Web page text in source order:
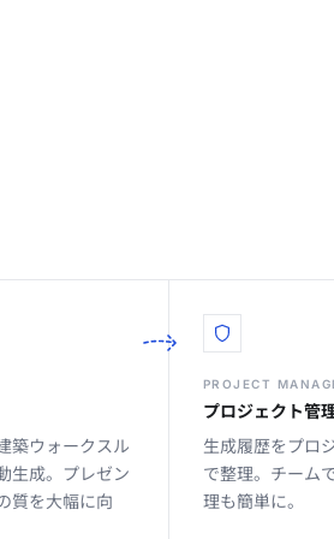
築ウォークスル
生成。プレゼン
質を大幅に向
PROJECT
プロジェクト管
生成履歴をプロ
で整理。チーム
理も簡単に。